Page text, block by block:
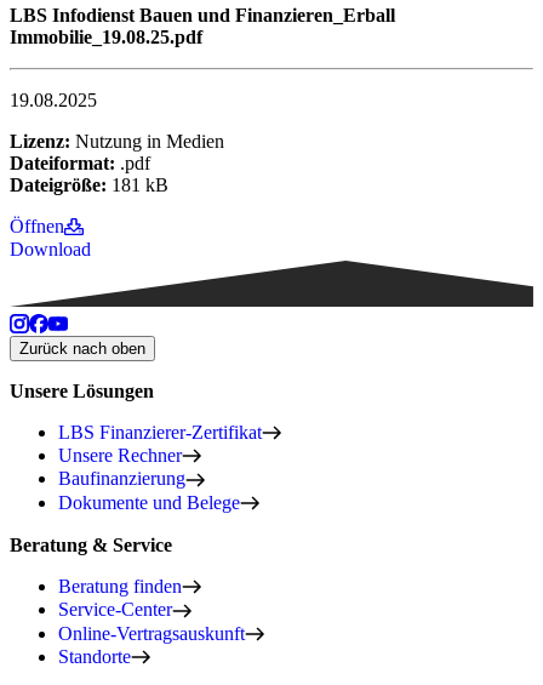
LBS Infodienst Bauen und Finanzieren_Erball
Immobilie_19.08.25.pdf
19.08.2025
Lizenz: Nutzung in Medien
Dateiformat: .pdf
Dateigröße: 181 kB
Öffnen
Download
Zurück nach oben
Unsere Lösungen
LBS Finanzierer-Zertifikat
Unsere Rechner
Baufinanzierung
Dokumente und Belege
Beratung & Service
Beratung finden
Service-Center
Online-Vertragsauskunft
Standorte